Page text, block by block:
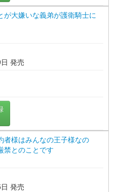
が大嫌いな義弟が護衛騎士に
発売
者様はみんなの王子様なの
禁とのことです
発売